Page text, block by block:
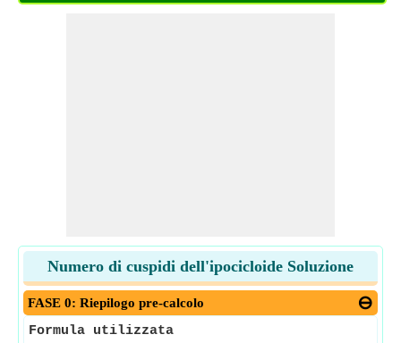
Numero di cuspidi dell'ipocicloide Soluzione
FASE 0: Riepilogo pre-calcolo
Formula utilizzata